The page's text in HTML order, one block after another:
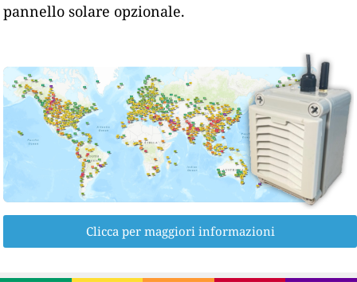
pannello solare opzionale.
Clicca per maggiori informazioni